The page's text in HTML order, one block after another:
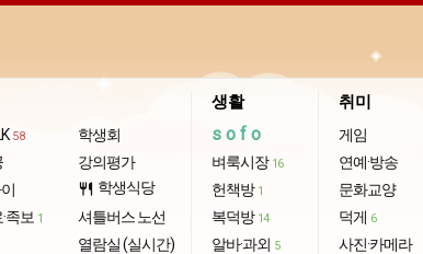
58
족보 1
학생회
강의평가
restaurant 학생식당
셔틀버스 노선
열람실 (실시간)
생활
sofo
벼룩시장 16
헌책방 1
복덕방 14
알바·과외 5
취미
게임
연예·방송
문화교양
덕게 6
사진·카메라